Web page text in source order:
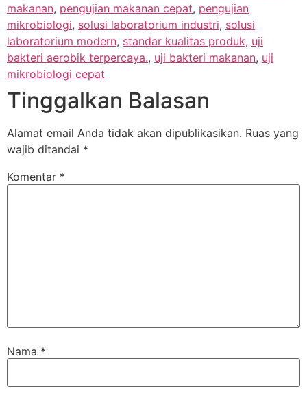
makanan, pengujian makanan cepat, pengujian
mikrobiologi, solusi laboratorium industri, solusi
laboratorium modern, standar kualitas produk, uji
bakteri aerobik terpercaya., uji bakteri makanan, uji
mikrobiologi cepat
Tinggalkan Balasan
Alamat email Anda tidak akan dipublikasikan. Ruas yang
wajib ditandai *
Komentar *
Nama *